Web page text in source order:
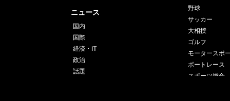
ニュース
国内
国際
経済・IT
政治
話題
野球
サッカー
大相撲
ゴルフ
モータースポ
ボートレース
スポーツ総合